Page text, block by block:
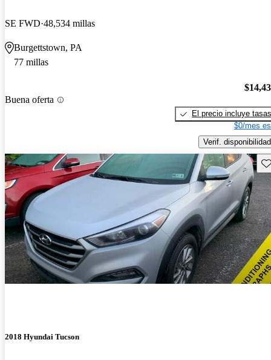
SE FWD 48,534 millas
Burgettstown, PA
77 millas
Buena oferta
El precio incluye tasas
$0/mes
Verif. disponibilidad
2018 Hyundai Tucson